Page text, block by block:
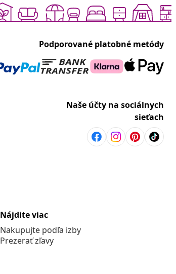
Podporované platobné metódy
Naše účty na sociálnych
sieťach
Nájdite viac
Nakupujte podľa izby
Prezerať zľavy